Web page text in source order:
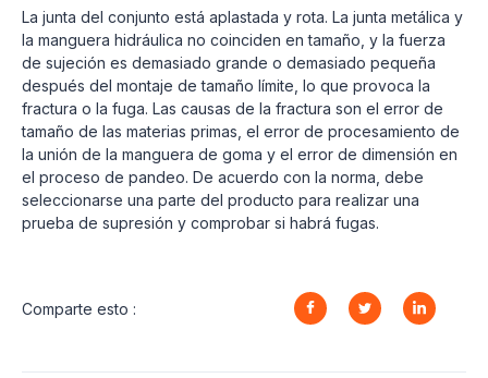
La junta del conjunto está aplastada y rota. La junta metálica y
la manguera hidráulica no coinciden en tamaño, y la fuerza
de sujeción es demasiado grande o demasiado pequeña
después del montaje de tamaño límite, lo que provoca la
fractura o la fuga. Las causas de la fractura son el error de
tamaño de las materias primas, el error de procesamiento de
la unión de la manguera de goma y el error de dimensión en
el proceso de pandeo. De acuerdo con la norma, debe
seleccionarse una parte del producto para realizar una
prueba de supresión y comprobar si habrá fugas.
Comparte esto :